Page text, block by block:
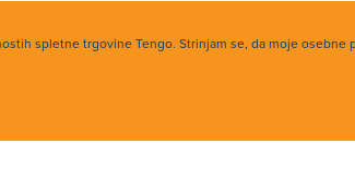
spletne trgovine Tengo. Strinjam se, da moje